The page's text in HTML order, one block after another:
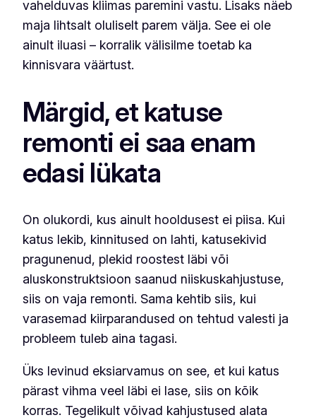
vahelduvas kliimas paremini vastu. Lisaks näeb
maja lihtsalt oluliselt parem välja. See ei ole
ainult iluasi – korralik välisilme toetab ka
kinnisvara väärtust.
Märgid, et katuse
remonti ei saa enam
edasi lükata
On olukordi, kus ainult hooldusest ei piisa. Kui
katus lekib, kinnitused on lahti, katusekivid
pragunenud, plekid roostest läbi või
aluskonstruktsioon saanud niiskuskahjustuse,
siis on vaja remonti. Sama kehtib siis, kui
varasemad kiirparandused on tehtud valesti ja
probleem tuleb aina tagasi.
Üks levinud eksiarvamus on see, et kui katus
pärast vihma veel läbi ei lase, siis on kõik
korras. Tegelikult võivad kahjustused alata